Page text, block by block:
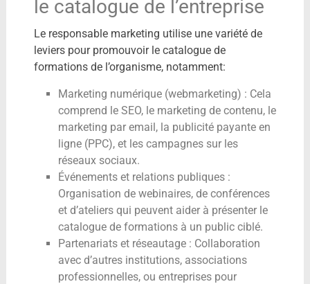
le catalogue de l’entreprise
Le responsable marketing utilise une variété de
leviers pour promouvoir le catalogue de
formations de l’organisme, notamment:
Marketing numérique (webmarketing) : Cela
comprend le SEO, le marketing de contenu, le
marketing par email, la publicité payante en
ligne (PPC), et les campagnes sur les
réseaux sociaux.
Événements et relations publiques :
Organisation de webinaires, de conférences
et d’ateliers qui peuvent aider à présenter le
catalogue de formations à un public ciblé.
Partenariats et réseautage : Collaboration
avec d’autres institutions, associations
professionnelles, ou entreprises pour